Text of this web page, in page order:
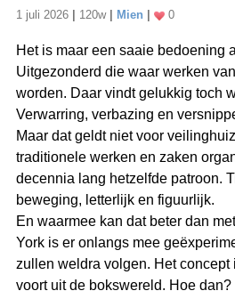
1 juli 2026 120w Mien 0
Het is maar een saaie bedoening
Uitgezonderd die waar werken
worden. Daar vindt gelukkig toch
Verwarring, verbazing en
Maar dat geldt niet voor
traditionele werken en zaken
decennia lang hetzelfde patroon.
beweging, letterlijk en figuurlijk.
En waarmee kan dat beter dan
York is er onlangs mee
zullen weldra volgen. Het concept
voort uit de bokswereld. Hoe